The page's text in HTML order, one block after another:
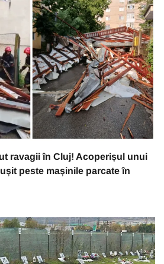
ravagii în Cluj! Acoperișul unui
peste mașinile parcate în